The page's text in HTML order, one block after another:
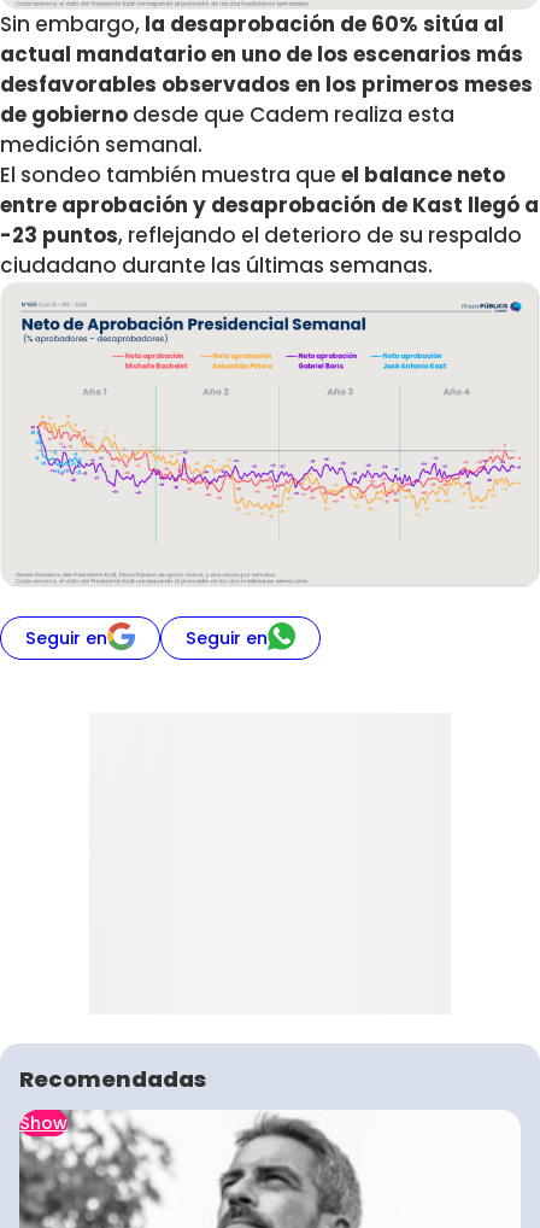
Sin embargo, la desaprobación de 60% sitúa al
actual mandatario en uno de los escenarios más
desfavorables observados en los primeros meses
de gobierno desde que Cadem realiza esta
medición semanal.
El sondeo también muestra que el balance neto
entre aprobación y desaprobación de Kast llegó a
-23 puntos, reflejando el deterioro de su respaldo
ciudadano durante las últimas semanas.
Seguir en Seguir en
Recomendadas
Show